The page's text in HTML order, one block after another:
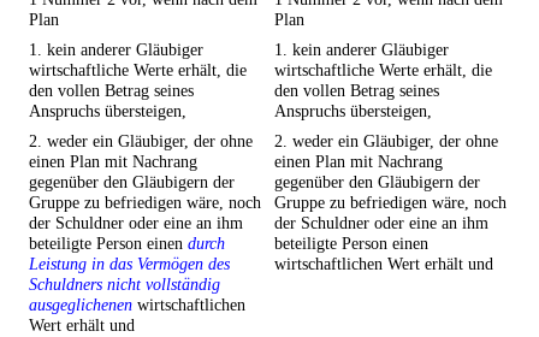
Plan
Plan
1. kein anderer Gläubiger
wirtschaftliche Werte erhält, die
den vollen Betrag seines
Anspruchs übersteigen,
1. kein anderer Gläubiger
wirtschaftliche Werte erhält, die
den vollen Betrag seines
Anspruchs übersteigen,
2. weder ein Gläubiger, der ohne
einen Plan mit Nachrang
gegenüber den Gläubigern der
Gruppe zu befriedigen wäre, noch
der Schuldner oder eine an ihm
beteiligte Person einen durch
Leistung in das Vermögen des
Schuldners nicht vollständig
ausgeglichenen wirtschaftlichen
Wert erhält und
2. weder ein Gläubiger, der ohne
einen Plan mit Nachrang
gegenüber den Gläubigern der
Gruppe zu befriedigen wäre, noch
der Schuldner oder eine an ihm
beteiligte Person einen
wirtschaftlichen Wert erhält und